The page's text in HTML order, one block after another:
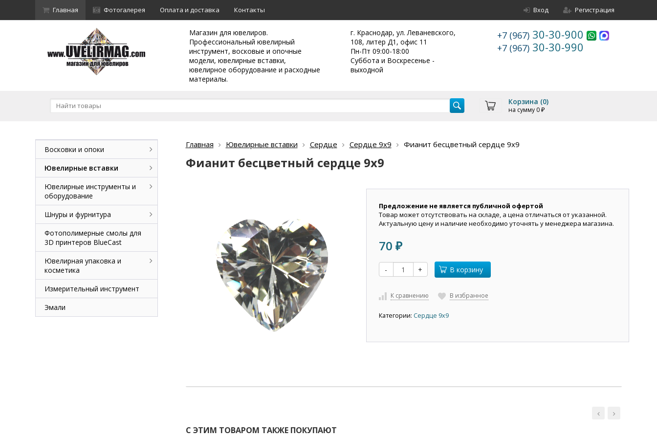
Главная Фотогалерея Оплата и доставка Контакты Вход Регистрация
Магазин для ювелиров.
Профессиональный ювелирный
инструмент, восковые и опочные
модели, ювелирные вставки,
ювелирное оборудование и расходные
материалы.
г. Краснодар, ул. Леваневского,
108, литер Д1, офис 11
Пн-Пт 09:00-18:00
Суббота и Воскресенье -
выходной
+7 (967) 30-30-900
+7 (967) 30-30-990
Корзина (0)
на сумму 0 ₽
Главная Ювелирные вставки Сердце Сердце 9х9 Фианит бесцветный сердце 9х9
Фианит бесцветный сердце 9х9
Предложение не является публичной офертой
Товар может отсутствовать на складе, а цена отличаться от указанной.
Актуальную цену и наличие необходимо уточнять у менеджера магазина.
70 ₽
- + В корзину
К сравнению В избранное
Категории: Сердце 9х9
С ЭТИМ ТОВАРОМ ТАКЖЕ ПОКУПАЮТ
Восковки и опоки
Ювелирные вставки
Ювелирные инструменты и
оборудование
Шнуры и фурнитура
Фотополимерные смолы для
3D принтеров BlueCast
Ювелирная упаковка и
косметика
Измерительный инструмент
Эмали